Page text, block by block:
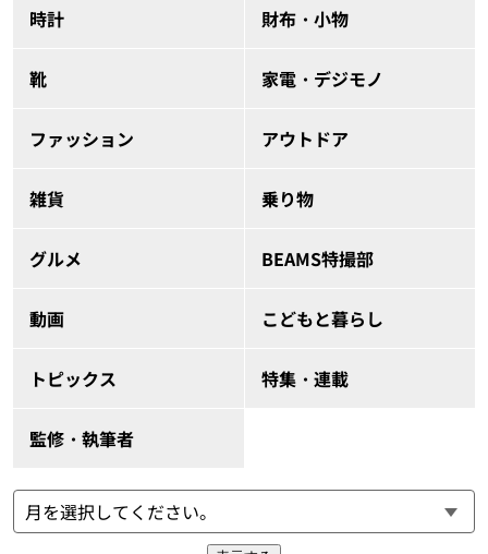
時計 財布・小物
靴 家電・デジモノ
ファッション アウトドア
雑貨 乗り物
グルメ BEAMS特撮部
動画 こどもと暮らし
トピックス 特集・連載
監修・執筆者